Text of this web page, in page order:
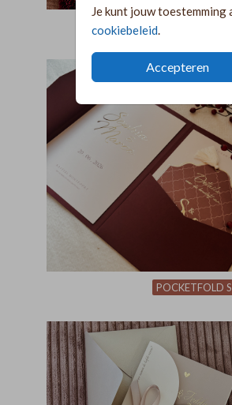
Je kunt jouw
cookiebeleid.
Accepteren
POCKETFOLD